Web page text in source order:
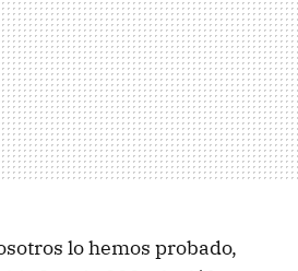
lo hemos probado,